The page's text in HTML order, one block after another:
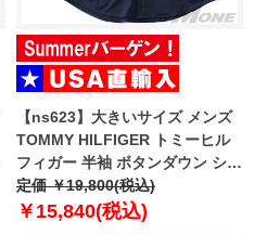
【ns623】大きいサイズ メンズ
TOMMY HILFIGER トミーヒル
フィガー 半袖 ボタンダウン シャ
ツ USA直輸入 mw0mw42248
定価 ￥19,800(税込)
￥15,840(税込)